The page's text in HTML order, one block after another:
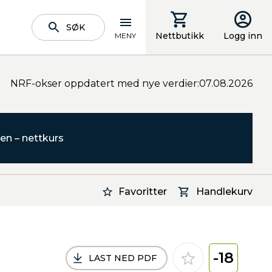
SØK
MENY Nettbutikk Logg inn
NRF-okser oppdatert med nye verdier:07.08.2026
– nettkurs
Favoritter Handlekurv
LAST NED PDF -18